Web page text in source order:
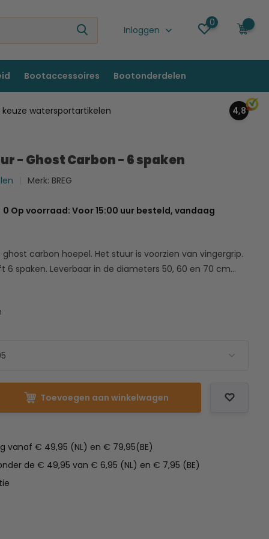
Inloggen
0
Bootaccessoires Bootonderdelen
keuze watersportartikelen 4,8
- Ghost Carbon - 6 spaken
Merk: BREG
0 Op voorraad: Voor 15:00 uur besteld, vandaag
carbon hoepel. Het stuur is voorzien van vingergrip.
6 spaken. Leverbaar in de diameters 50, 60 en 70 cm...
Toevoegen aan winkelwagen
vanaf € 49,95 (NL) en € 79,95(BE)
de € 49,95 van € 6,95 (NL) en € 7,95 (BE)